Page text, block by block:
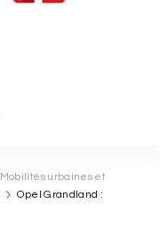
Mobilités urbaines et
Opel Grandland :